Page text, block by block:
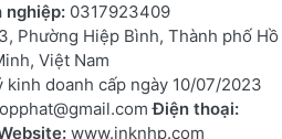
nghiệp: 0317923409
Phường Hiệp Bình, Thành phố Hồ
Việt Nam
kinh doanh cấp ngày 10/07/2023
Điện thoại:
www.inknhp.com